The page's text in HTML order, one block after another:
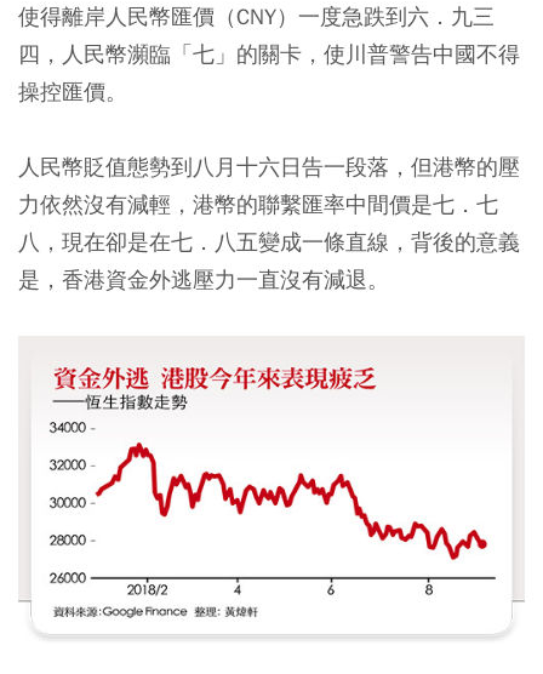
使得離岸人民幣匯價（CNY）一度急跌到六．九三
四，人民幣瀕臨「七」的關卡，使川普警告中國不得
操控匯價。
人民幣貶值態勢到八月十六日告一段落，但港幣的壓
力依然沒有減輕，港幣的聯繫匯率中間價是七．七
八，現在卻是在七．八五變成一條直線，背後的意義
是，香港資金外逃壓力一直沒有減退。